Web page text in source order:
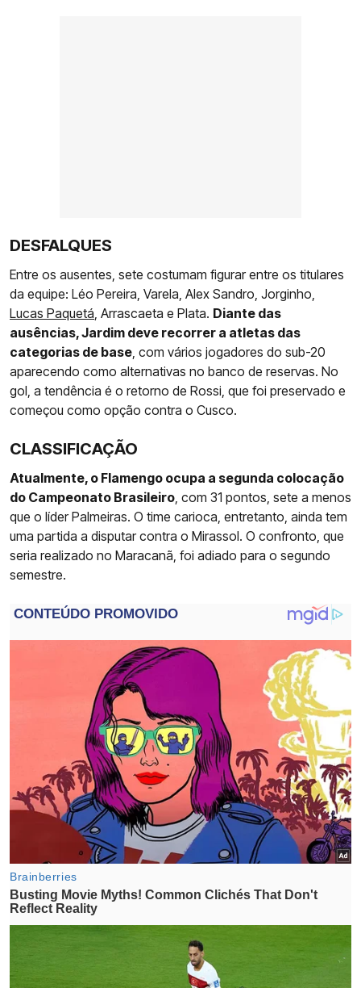
DESFALQUES
Entre os ausentes, sete costumam figurar entre os titulares
da equipe: Léo Pereira, Varela, Alex Sandro, Jorginho,
Lucas Paquetá, Arrascaeta e Plata. Diante das
ausências, Jardim deve recorrer a atletas das
categorias de base, com vários jogadores do sub-20
aparecendo como alternativas no banco de reservas. No
gol, a tendência é o retorno de Rossi, que foi preservado e
começou como opção contra o Cusco.
CLASSIFICAÇÃO
Atualmente, o Flamengo ocupa a segunda colocação
do Campeonato Brasileiro, com 31 pontos, sete a menos
que o líder Palmeiras. O time carioca, entretanto, ainda tem
uma partida a disputar contra o Mirassol. O confronto, que
seria realizado no Maracanã, foi adiado para o segundo
semestre.